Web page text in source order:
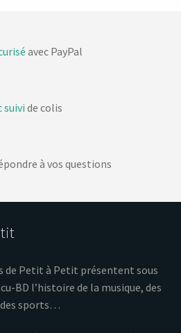
avec PayPal
suivi de colis
à vos questions
de Petit à Petit présentent sous
BD l’histoire de la musique, des
des sports…